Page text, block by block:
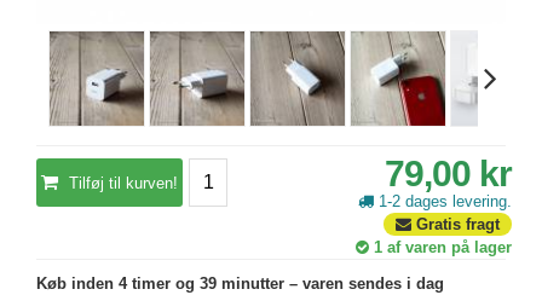
Tilføj til kurven! 79,00 kr
1-2 dages levering.
Gratis fragt
1af varen på lager
Køb inden 4 timer og 39 minutter – varen sendes i dag